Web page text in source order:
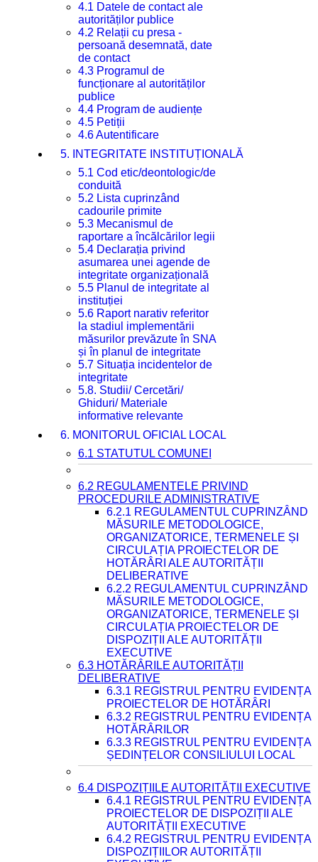
4.1 Datele de contact ale
autorităților publice
4.2 Relații cu presa -
persoană desemnată, date
de contact
4.3 Programul de
funcționare al autorităților
publice
4.4 Program de audiențe
4.5 Petiții
4.6 Autentificare
5. INTEGRITATE INSTITUȚIONALĂ
5.1 Cod etic/deontologic/de
conduită
5.2 Lista cuprinzând
cadourile primite
5.3 Mecanismul de
raportare a încălcărilor legii
5.4 Declarația privind
asumarea unei agende de
integritate organizațională
5.5 Planul de integritate al
instituției
5.6 Raport narativ referitor
la stadiul implementării
măsurilor prevăzute în SNA
și în planul de integritate
5.7 Situația incidentelor de
integritate
5.8. Studii/ Cercetări/
Ghiduri/ Materiale
informative relevante
6. MONITORUL OFICIAL LOCAL
6.1 STATUTUL COMUNEI
6.2 REGULAMENTELE PRIVIND
PROCEDURILE ADMINISTRATIVE
6.2.1 REGULAMENTUL CUPRINZÂND
MĂSURILE METODOLOGICE,
ORGANIZATORICE, TERMENELE ȘI
CIRCULAȚIA PROIECTELOR DE
HOTĂRÂRI ALE AUTORITĂȚII
DELIBERATIVE
6.2.2 REGULAMENTUL CUPRINZÂND
MĂSURILE METODOLOGICE,
ORGANIZATORICE, TERMENELE ȘI
CIRCULAȚIA PROIECTELOR DE
DISPOZIȚII ALE AUTORITĂȚII
EXECUTIVE
6.3 HOTĂRÂRILE AUTORITĂȚII
DELIBERATIVE
6.3.1 REGISTRUL PENTRU EVIDENȚA
PROIECTELOR DE HOTĂRÂRI
6.3.2 REGISTRUL PENTRU EVIDENȚA
HOTĂRÂRILOR
6.3.3 REGISTRUL PENTRU EVIDENȚA
ȘEDINȚELOR CONSILIULUI LOCAL
6.4 DISPOZIȚIILE AUTORITĂȚII EXECUTIVE
6.4.1 REGISTRUL PENTRU EVIDENȚA
PROIECTELOR DE DISPOZIȚII ALE
AUTORITĂȚII EXECUTIVE
6.4.2 REGISTRUL PENTRU EVIDENȚA
DISPOZIȚIILOR AUTORITĂȚII